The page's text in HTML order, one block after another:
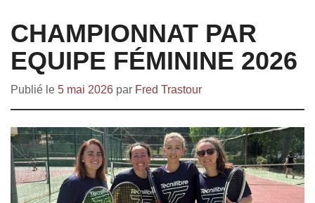
CHAMPIONNAT PAR
EQUIPE FÉMININE 2026
Publié le 5 mai 2026 par Fred Trastour